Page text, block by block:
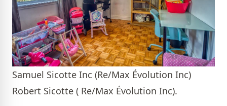
Samuel Sicotte Inc (Re/Max Évolution Inc)
Robert Sicotte ( Re/Max Évolution Inc).